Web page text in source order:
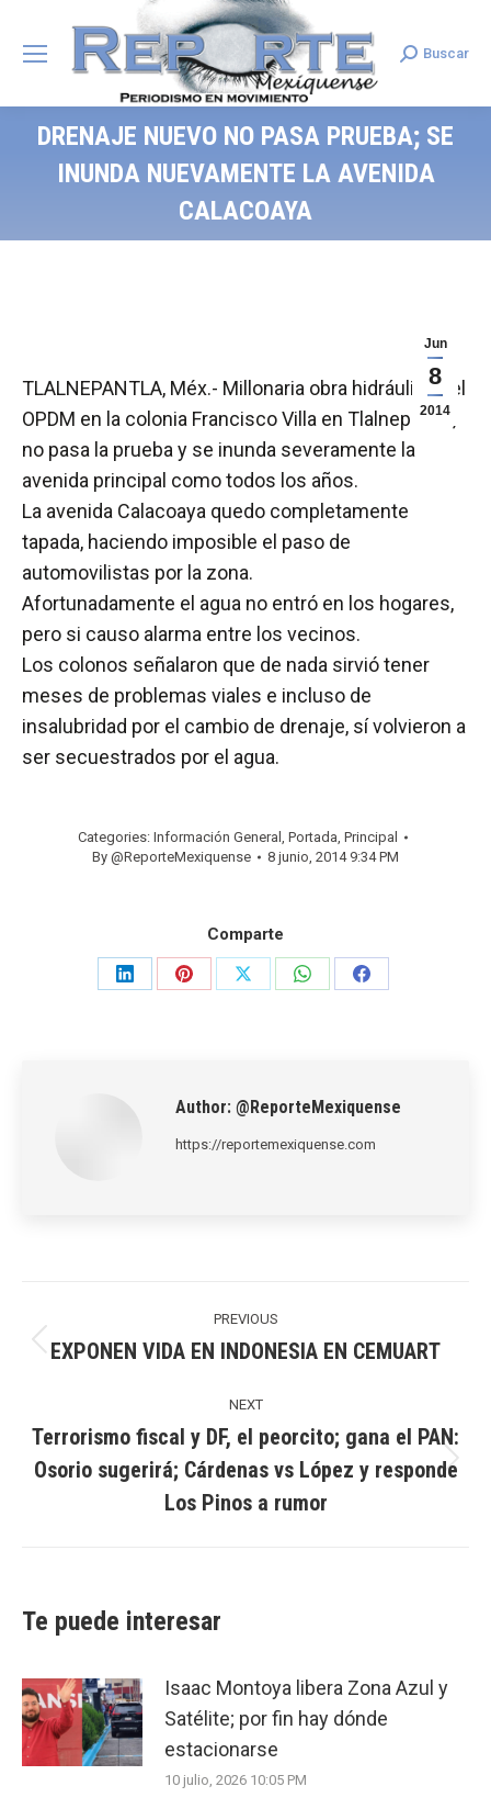
Search:
Buscar
DRENAJE NUEVO NO PASA PRUEBA; SE
INUNDA NUEVAMENTE LA AVENIDA
CALACOAYA
Jun
8
2014
TLALNEPANTLA, Méx.- Millonaria obra hidráulica del
OPDM en la colonia Francisco Villa en Tlalnepantla,
no pasa la prueba y se inunda severamente la
avenida principal como todos los años.
La avenida Calacoaya quedo completamente
tapada, haciendo imposible el paso de
automovilistas por la zona.
Afortunadamente el agua no entró en los hogares,
pero si causo alarma entre los vecinos.
Los colonos señalaron que de nada sirvió tener
meses de problemas viales e incluso de
insalubridad por el cambio de drenaje, sí volvieron a
ser secuestrados por el agua.
Categories: Información General , Portada, Principal
By @ReporteMexiquense 8 junio, 2014 9:34 PM
Comparte
Share
Share
Share
Share
Share
Author: @ReporteMexiquense
https://reportemexiquense.com
navigation
PREVIOUS
Previous
EXPONEN VIDA EN INDONESIA EN CEMUART
NEXT
Next
post:
Terrorismo fiscal y DF, el peorcito; gana el PAN:
Osorio sugerirá; Cárdenas vs López y responde
Los Pinos a rumor
Te puede interesar
Isaac Montoya libera Zona Azul y
Satélite; por fin hay dónde
estacionarse
10 julio, 2026 10:05 PM